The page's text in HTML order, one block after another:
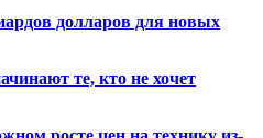
долларов для новых
те, кто не хочет